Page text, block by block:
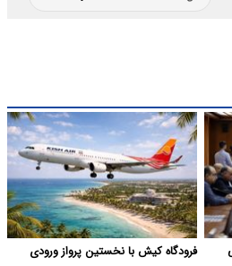
فرودگاه کیش با نخستین پرواز ورودی